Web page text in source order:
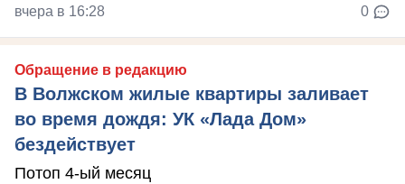
вчера в 16:28 0
Обращение в редакцию
В Волжском жилые квартиры заливает
во время дождя: УК «Лада Дом»
бездействует
Потоп 4-ый месяц